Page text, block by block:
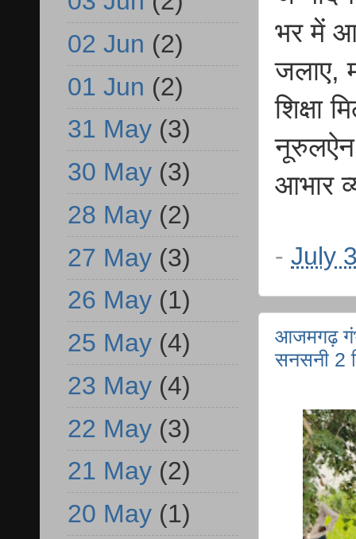
भर में
जलाए,
शिक्षा
नूरुलऐन
आभार
- July
आजमगढ़
सनसनी 2
02 Jun (2)
01 Jun (2)
31 May (3)
30 May (3)
28 May (2)
27 May (3)
26 May (1)
25 May (4)
23 May (4)
22 May (3)
21 May (2)
20 May (1)